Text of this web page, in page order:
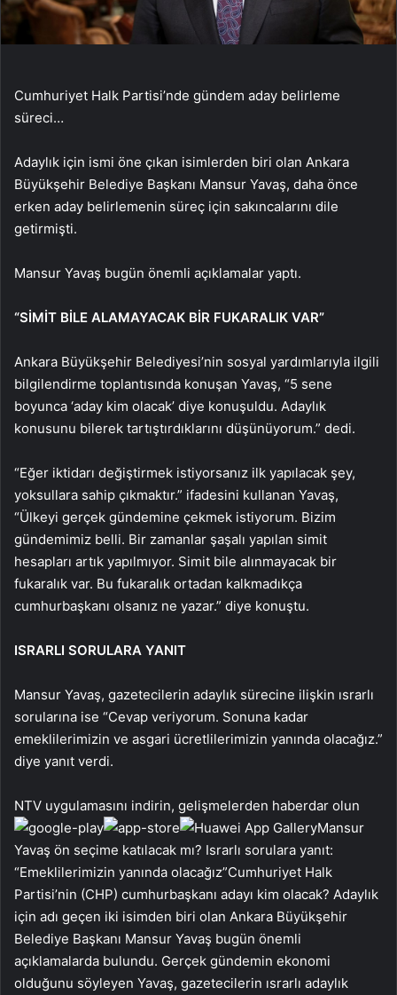
Cumhuriyet Halk Partisi’nde gündem aday belirleme
süreci…
Adaylık için ismi öne çıkan isimlerden biri olan Ankara
Büyükşehir Belediye Başkanı Mansur Yavaş, daha önce
erken aday belirlemenin süreç için sakıncalarını dile
getirmişti.
Mansur Yavaş bugün önemli açıklamalar yaptı.
“SİMİT BİLE ALAMAYACAK BİR FUKARALIK VAR”
Ankara Büyükşehir Belediyesi’nin sosyal yardımlarıyla ilgili
bilgilendirme toplantısında konuşan Yavaş, “5 sene
boyunca ‘aday kim olacak’ diye konuşuldu. Adaylık
konusunu bilerek tartıştırdıklarını düşünüyorum.” dedi.
“Eğer iktidarı değiştirmek istiyorsanız ilk yapılacak şey,
yoksullara sahip çıkmaktır.” ifadesini kullanan Yavaş,
“Ülkeyi gerçek gündemine çekmek istiyorum. Bizim
gündemimiz belli. Bir zamanlar şaşalı yapılan simit
hesapları artık yapılmıyor. Simit bile alınmayacak bir
fukaralık var. Bu fukaralık ortadan kalkmadıkça
cumhurbaşkanı olsanız ne yazar.” diye konuştu.
ISRARLI SORULARA YANIT
Mansur Yavaş, gazetecilerin adaylık sürecine ilişkin ısrarlı
sorularına ise “Cevap veriyorum. Sonuna kadar
emeklilerimizin ve asgari ücretlilerimizin yanında olacağız.”
diye yanıt verdi.
NTV uygulamasını indirin, gelişmelerden haberdar olun
Mansur
Yavaş ön seçime katılacak mı? Israrlı sorulara yanıt:
“Emeklilerimizin yanında olacağız”Cumhuriyet Halk
Partisi’nin (CHP) cumhurbaşkanı adayı kim olacak? Adaylık
için adı geçen iki isimden biri olan Ankara Büyükşehir
Belediye Başkanı Mansur Yavaş bugün önemli
açıklamalarda bulundu. Gerçek gündemin ekonomi
olduğunu söyleyen Yavaş, gazetecilerin ısrarlı adaylık